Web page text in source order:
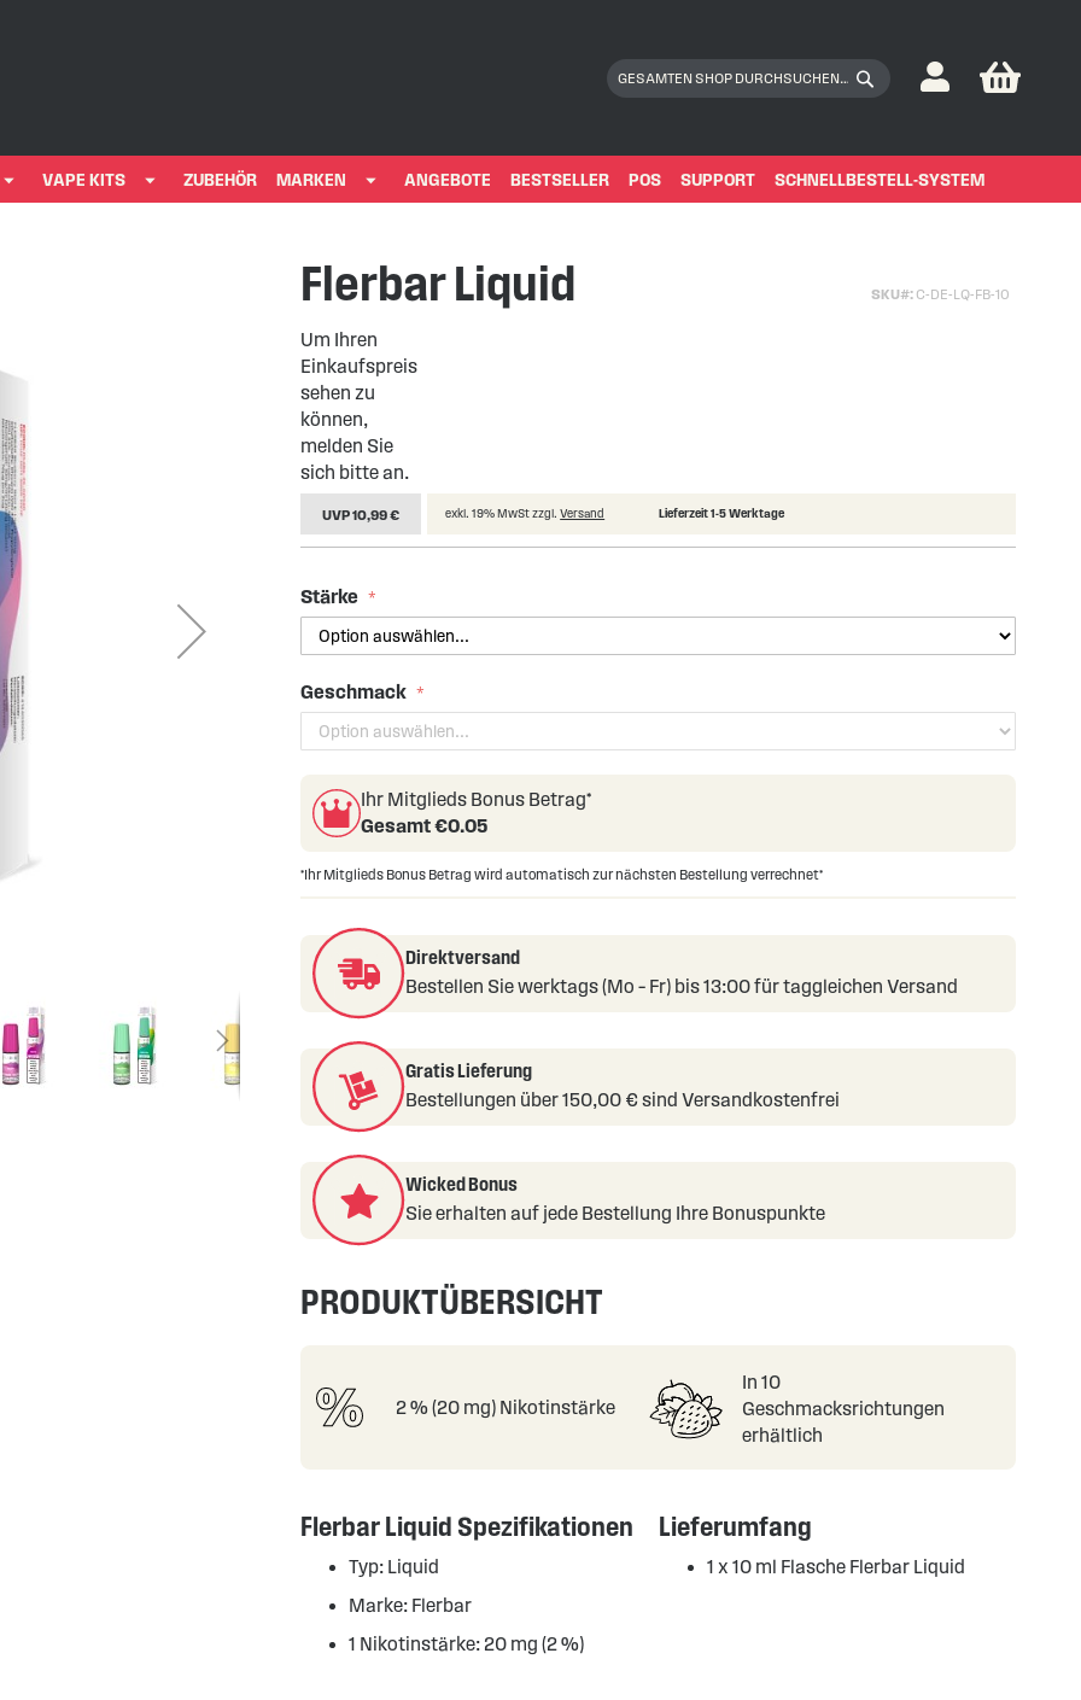
Suchen
My
VAPE KITS ZUBEHÖR MARKEN ANGEBOTE BESTSELLER POS SUPPORT SCHNELLBESTELL-SYSTEM
Flerbar Liquid SKU C-DE-LQ-FB-10
Um Ihren
Einkaufspreis
sehen zu
können,
melden Sie
sich bitte an.
UVP 10,99 € exkl. 19% MwSt zzgl.Versand Lieferzeit 1-5 Werktage
Stärke
Geschmack
Ihr Mitglieds Bonus Betrag*
Gesamt €0.05
*Ihr Mitglieds Bonus Betrag wird automatisch zur nächsten Bestellung verrechnet*
Direktversand
Bestellen Sie werktags (Mo – Fr) bis 13:00 für taggleichen Versand
Gratis Lieferung
Bestellungen über 150,00 € sind Versandkostenfrei
Wicked Bonus
Sie erhalten auf jede Bestellung Ihre Bonuspunkte
PRODUKTÜBERSICHT
2 % (20 mg) Nikotinstärke
In 10
Geschmacksrichtungen
erhältlich
Flerbar Liquid Spezifikationen
Typ: Liquid
Marke: Flerbar
1 Nikotinstärke: 20 mg (2 %)
Lieferumfang
1 x 10 ml Flasche Flerbar Liquid